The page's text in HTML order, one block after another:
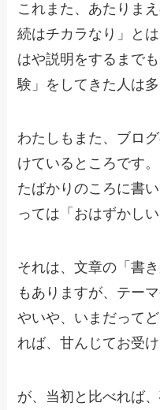
これまた、あたりま
続はチカラなり」と
はや説明をするまで
験」をしてきた人は
わたしもまた、ブロ
けているところです
たばかりのころに書
っては「おはずかしい
それは、文章の「書
もありますが、テー
やいや、いまだって
れば、甘んじてお受け
が、当初と比べれば